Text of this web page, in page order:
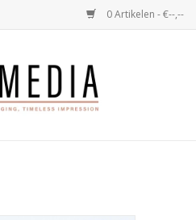
0 Artikelen - €--,--